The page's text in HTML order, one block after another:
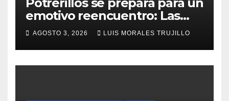
emotivo reencuentro: Las
comunidades potrerillanas
celebran 108 años de historia
y memoria
AGOSTO 3, 2026 LUIS MORALES TRUJILLO